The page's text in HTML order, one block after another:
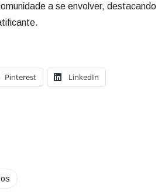
a se envolver, destacando
Pinterest LinkedIn